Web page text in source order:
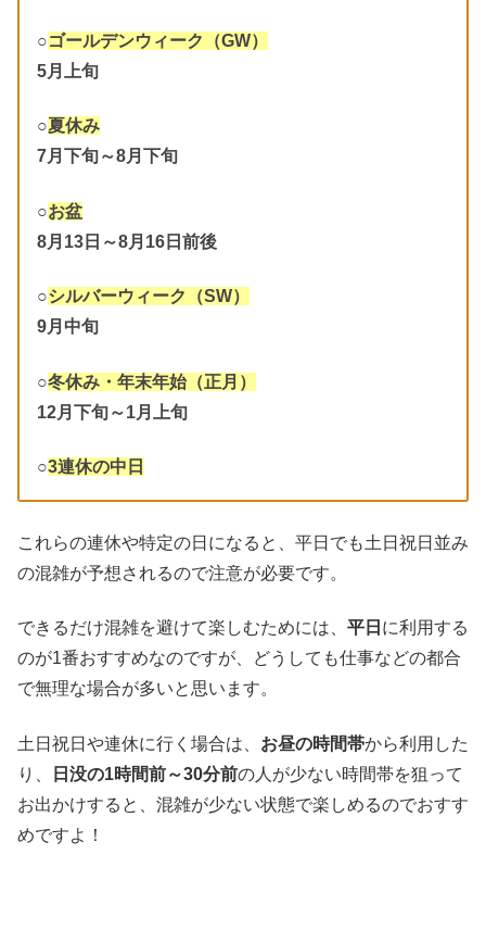
○ゴールデンウィーク（GW）
5月上旬
○夏休み
7月下旬～8月下旬
○お盆
8月13日～8月16日前後
○シルバーウィーク（SW）
9月中旬
○冬休み・年末年始（正月）
12月下旬～1月上旬
○3連休の中日
これらの連休や特定の日になると、平日でも土日祝日並み
の混雑が予想されるので注意が必要です。
できるだけ混雑を避けて楽しむためには、 平日 に利用する
のが1番おすすめなのですが、どうしても仕事などの都合
で無理な場合が多いと思います。
土日祝日や連休に行く場合は、 お昼の時間帯から利用した
り、
日没の1時間前～30分前の人が少ない時間帯を狙って
お出かけすると、混雑が少ない状態で楽しめるのでおすす
めですよ！